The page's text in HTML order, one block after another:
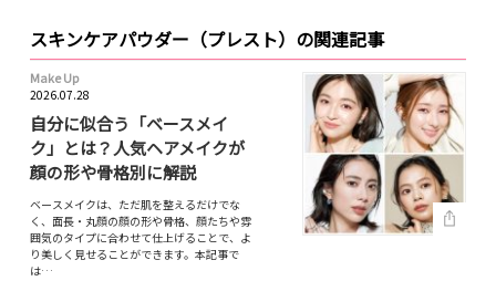
スキンケアパウダー（プレスト）の関連記事
Make Up
2026.07.28
自分に似合う「ベースメイ
ク」とは？人気ヘアメイクが
顔の形や骨格別に解説
ベースメイクは、ただ肌を整えるだけでな
く、面長・丸顔の顔の形や骨格、顔たちや雰
囲気のタイプに合わせて仕上げることで、よ
り美しく見せることができます。本記事で
は…